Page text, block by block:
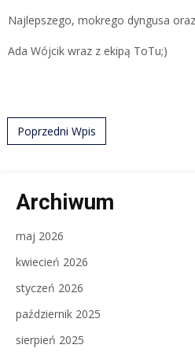
Najlepszego, mokrego dyngusa
Ada Wójcik wraz z ekipą ToTu;)
Post navigation
Poprzedni Wpis
Archiwum
maj 2026
kwiecień 2026
styczeń 2026
październik 2025
sierpień 2025